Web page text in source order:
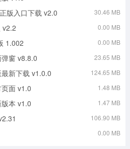
版入口下载 v2.0 30.46 MB
v2.2 0.00 MB
1.002 0.00 MB
窗 v8.8.0 23.65 MB
新下载 v1.0.0 124.65 MB
面 v1.0 1.48 MB
本 v1.0 1.47 MB
106.90 MB
0.00 MB